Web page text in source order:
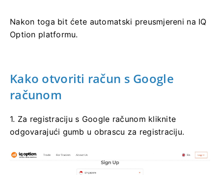
Nakon toga bit ćete automatski preusmjereni na IQ
Option platformu.
Kako otvoriti račun s Google
računom
1. Za registraciju s Google računom kliknite
odgovarajući gumb u obrascu za registraciju.